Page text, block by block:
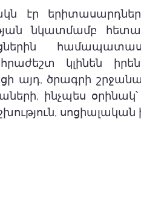
էր
նկատմամբ
կլինեն
այդ, ծրագրի
ինչպես օրինակ՝
սոցիալական